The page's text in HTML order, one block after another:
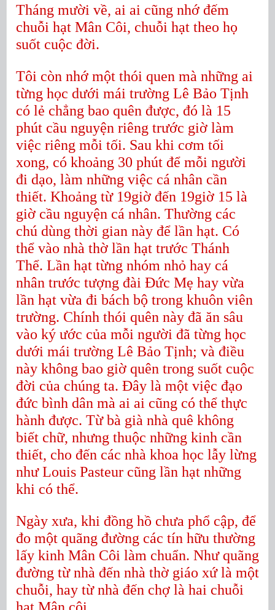
Tháng mười về, ai ai cũng nhớ đếm
chuỗi hạt Mân Côi, chuỗi hạt theo họ
suốt cuộc đời.
Tôi còn nhớ một thói quen mà những ai
từng học dưới mái trường Lê Bảo Tịnh
có lẻ chẳng bao quên được, đó là 15
phút cầu nguyện riêng trước giờ làm
việc riêng mỗi tối. Sau khi cơm tối
xong, có khoảng 30 phút để mỗi người
đi dạo, làm những việc cá nhân cần
thiết. Khoảng từ 19giờ đến 19giờ 15 là
giờ cầu nguyện cá nhân. Thường các
chú dùng thời gian này để lần hạt. Có
thể vào nhà thờ lần hạt trước Thánh
Thể. Lần hạt từng nhóm nhỏ hay cá
nhân trước tượng đài Đức Mẹ hay vừa
lần hạt vừa đi bách bộ trong khuôn viên
trường. Chính thói quên này đã ăn sâu
vào ký ước của mỗi người đã từng học
dưới mái trường Lê Bảo Tịnh; và điều
này không bao giờ quên trong suốt cuộc
đời của chúng ta. Đây là một việc đạo
đức bình dân mà ai ai cũng có thể thực
hành được. Từ bà già nhà quê không
biết chữ, nhưng thuộc những kinh cần
thiết, cho đến các nhà khoa học lẫy lừng
như Louis Pasteur cũng lần hạt những
khi có thể.
Ngày xưa, khi đồng hồ chưa phổ cập, để
đo một quãng đường các tín hữu thường
lấy kinh Mân Côi làm chuẩn. Như quãng
đường từ nhà đến nhà thờ giáo xứ là một
chuỗi, hay từ nhà đến chợ là hai chuỗi